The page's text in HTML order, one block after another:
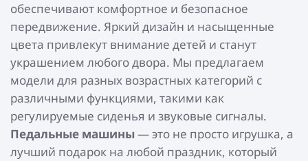
обеспечивают комфортное и безопасное
передвижение. Яркий дизайн и насыщенные
цвета привлекут внимание детей и станут
украшением любого двора. Мы предлагаем
модели для разных возрастных категорий с
различными функциями, такими как
регулируемые сиденья и звуковые сигналы.
Педальные машины — это не просто игрушка, а
лучший подарок на любой праздник, который